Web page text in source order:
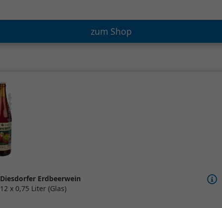
zum Shop
Diesdorfer Erdbeerwein
12 x 0,75 Liter (Glas)